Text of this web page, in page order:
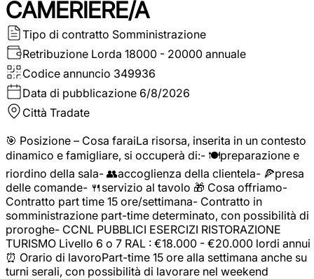
CAMERIERE/A
Tipo di contratto Somministrazione
Retribuzione Lorda 18000 - 20000 annuale
Codice annuncio 349936
Data di pubblicazione 6/8/2026
Città Tradate
🎯 Posizione – Cosa faraiLa risorsa, inserita in un contesto
dinamico e famigliare, si occuperà di:- 🍽️preparazione e
riordino della sala- 👥accoglienza della clientela- 🍕presa
delle comande- 🍴servizio al tavolo 🎁 Cosa offriamo-
Contratto part time 15 ore/settimana- Contratto in
somministrazione part-time determinato, con possibilità di
proroghe- CCNL PUBBLICI ESERCIZI RISTORAZIONE
TURISMO Livello 6 o 7 RAL : €18.000 - €20.000 lordi annui
⏰ Orario di lavoroPart-time 15 ore alla settimana anche su
turni serali, con possibilità di lavorare nel weekend